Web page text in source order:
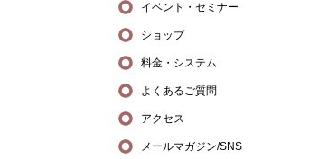
イベント・セミナー
ショップ
料金・システム
よくあるご質問
アクセス
メールマガジン/SNS